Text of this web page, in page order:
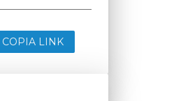
COPIA LINK